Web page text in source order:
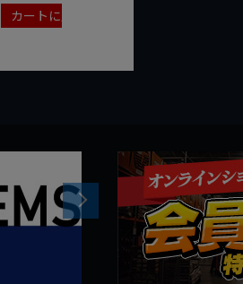
カートに入れる
Next